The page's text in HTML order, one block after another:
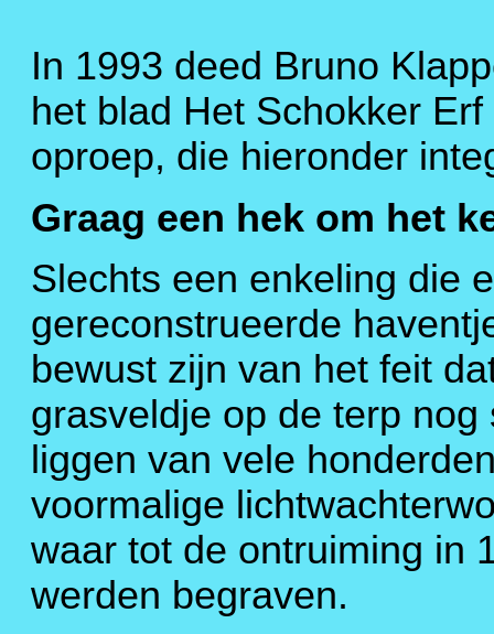
In 1993 deed Bruno
het blad Het Schokker
oproep, die hieronder
Graag een hek om het
Slechts een enkeling die
gereconstrueerde
bewust zijn van het feit
grasveldje op de terp
liggen van vele
voormalige
waar tot de ontruiming in
werden begraven.